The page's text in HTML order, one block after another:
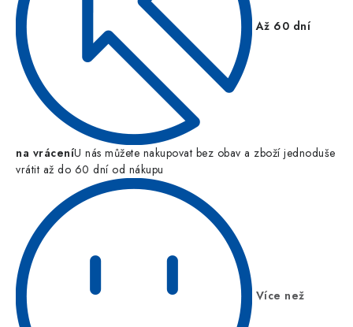
Až 60 dní
na vráceníU nás můžete nakupovat bez obav a zboží jednoduše
vrátit až do 60 dní od nákupu
Více než